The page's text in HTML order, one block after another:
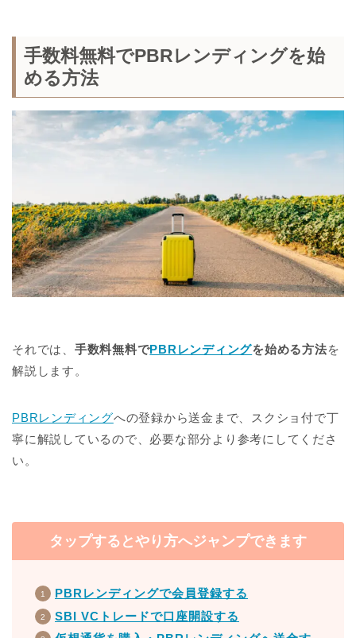
手数料無料でPBRレンディングを始
める方法
それでは、 手数料無料でPBRレンディングを始める方法を
解説します。
PBRレンディングへの登録から送金まで、スクショ付で丁
寧に解説しているので、必要な部分より参考にしてくださ
い。
タップするとやり方へジャンプできます
PBRレンディングで会員登録する
SBI VCトレードで口座開設する